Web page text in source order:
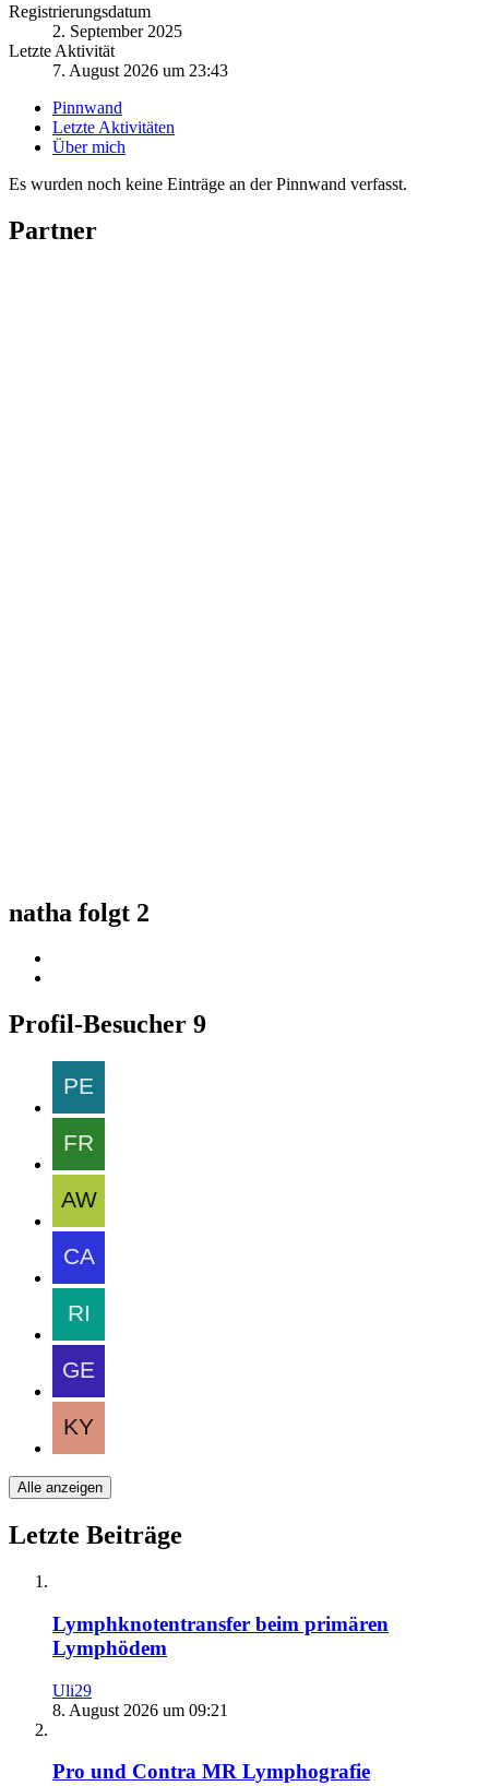
Registrierungsdatum
2. September 2025
Letzte Aktivität
7. August 2026 um 23:43
Pinnwand
Letzte Aktivitäten
Über mich
Es wurden noch keine Einträge an der Pinnwand verfasst.
Partner
natha folgt 2
Profil-Besucher 9
Alle anzeigen
Letzte Beiträge
Lymphknotentransfer beim primären
Lymphödem
Uli29
8. August 2026 um 09:21
Pro und Contra MR Lymphografie